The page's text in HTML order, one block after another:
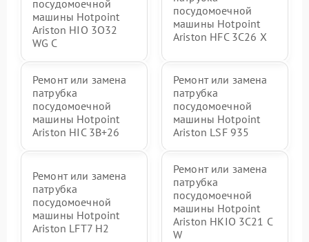
посудомоечной
машины Hotpoint
Ariston HIO 3O32
WG C
посудомоечной
машины Hotpoint
Ariston HFC 3C26 X
Ремонт или замена
патрубка
посудомоечной
машины Hotpoint
Ariston HIC 3B+26
Ремонт или замена
патрубка
посудомоечной
машины Hotpoint
Ariston LSF 935
Ремонт или замена
патрубка
посудомоечной
машины Hotpoint
Ariston LFT7 H2
Ремонт или замена
патрубка
посудомоечной
машины Hotpoint
Ariston HKIO 3C21 C
W